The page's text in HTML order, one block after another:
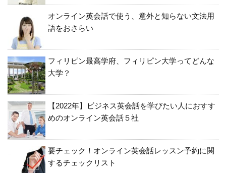
オンライン英会話で使う、意外と知らない文法用
語をおさらい
フィリピン最高学府、フィリピン大学ってどんな
大学？
【2022年】ビジネス英会話を学びたい人におすす
めのオンライン英会話５社
要チェック！オンライン英会話レッスン予約に関
するチェックリスト